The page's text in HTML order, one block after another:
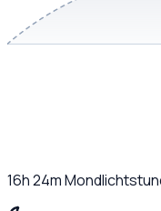
16h 24m